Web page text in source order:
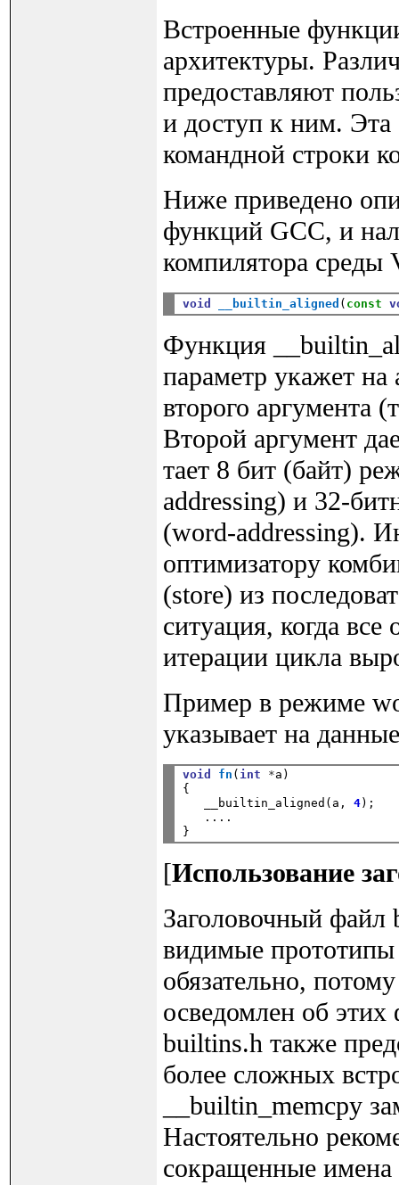
Встроенные
архитектуры.
предоставляют
и доступ к ним.
командной строки
Ниже приведено
функций GCC, и
компилятора среды
void __builtin_aligned ( const
Функция
параметр укажет на
второго аргумента
Второй аргумент
тает 8 бит (байт)
addressing) и 32-
(word-addressing).
оптимизатору
(store) из
ситуация, когда
итерации цикла
Пример в режиме
указывает на
void fn ( int *a)
{
   __builtin_aligned(a,
4);
   ....
[Использование
Заголовочный файл
видимые прототипы
обязательно,
осведомлен об
builtins.h также
более сложных
__builtin_memcpy
Настоятельно
сокращенные